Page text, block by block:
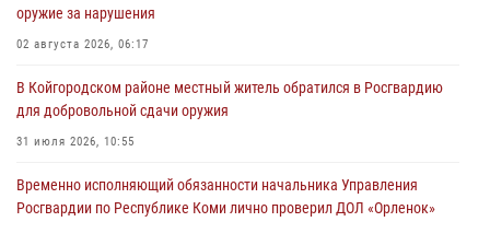
оружие за нарушения
02 августа 2026, 06:17
В Койгородском районе местный житель обратился в Росгвардию
для добровольной сдачи оружия
31 июля 2026, 10:55
Временно исполняющий обязанности начальника Управления
Росгвардии по Республике Коми лично проверил ДОЛ «Орленок»